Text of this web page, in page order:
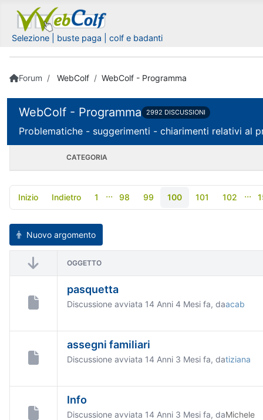
Selezione | buste paga | colf e badanti
Forum WebColf WebColf - Programma
WebColf - Programma 2992 DISCUSSIONI
Problematiche - suggerimenti - chiarimenti relativi al
CATEGORIA
Inizio Indietro 1 ... 98 99 100 101 102 ...
Nuovo argomento
OGGETTO
pasquetta
Discussione avviata 14 Anni 4 Mesi fa, daacab
assegni familiari
Discussione avviata 14 Anni 3 Mesi fa, datiziana
Info
Discussione avviata 14 Anni 3 Mesi fa, daMichele